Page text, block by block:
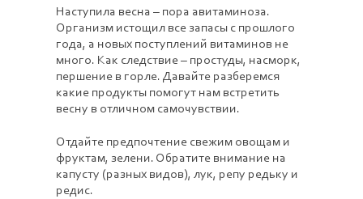
Наступила весна – пора авитаминоза.
Организм истощил все запасы с прошлого
года, а новых поступлений витаминов не
много. Как следствие – простуды, насморк,
першение в горле. Давайте разберемся
какие продукты помогут нам встретить
весну в отличном самочувствии.
Отдайте предпочтение свежим овощам и
фруктам, зелени. Обратите внимание на
капусту (разных видов), лук, репу редьку и
редис.